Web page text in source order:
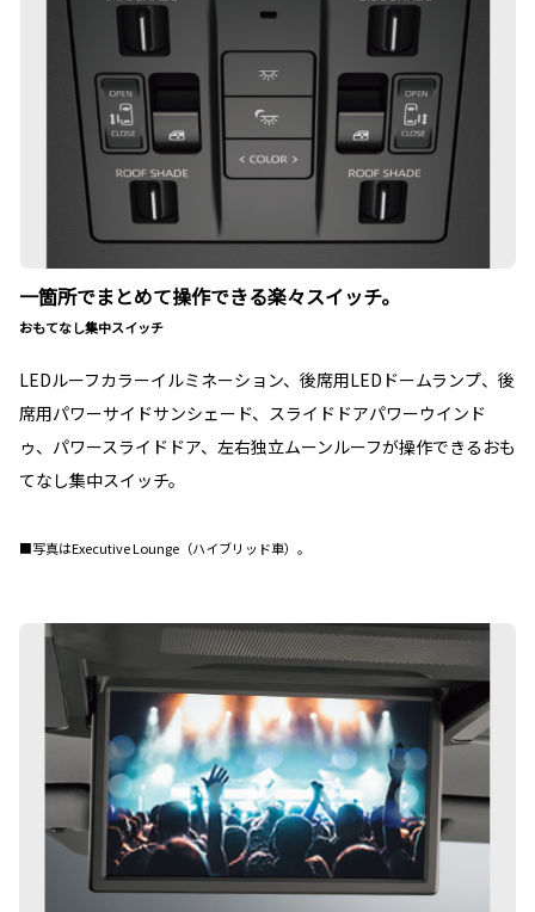
一箇所でまとめて操作できる楽々スイッチ。
おもてなし集中スイッチ
LEDルーフカラーイルミネーション、後席用LEDドームランプ、後
席用パワーサイドサンシェード、スライドドアパワーウインド
ゥ、パワースライドドア、左右独立ムーンルーフが操作できるおも
てなし集中スイッチ。
■写真はExecutive Lounge（ハイブリッド車）。